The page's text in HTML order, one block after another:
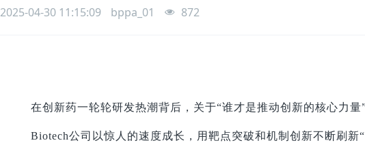
2025-04-30 11:15:09 bppa_01 872
在创新药一轮轮研发热潮背后，关于“谁才是推动创新的核心力量
Biotech公司以惊人的速度成长，用靶点突破和机制创新不断刷新